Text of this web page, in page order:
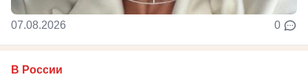
07.08.2026 0
В России